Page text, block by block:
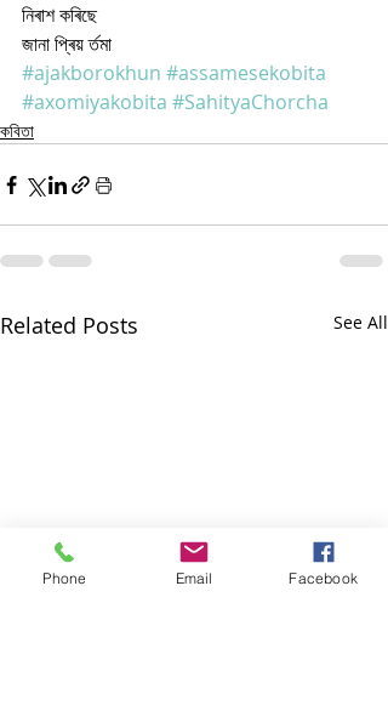
নিৰাশ কৰিছে
জানা প্ৰিয় ৰ্তমা
#ajakborokhun #assamesekobita
#axomiyakobita #SahityaChorcha
কবিতা
Related Posts See All
Phone Email Facebook